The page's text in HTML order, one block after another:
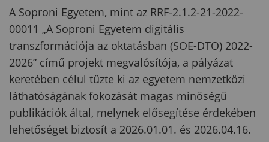
A Soproni Egyetem, mint az RRF-2.1.2-21-2022-
00011 „A Soproni Egyetem digitális
transzformációja az oktatásban (SOE-DTO) 2022-
2026” című projekt megvalósítója, a pályázat
keretében célul tűzte ki az egyetem nemzetközi
láthatóságának fokozását magas minőségű
publikációk által, melynek elősegítése érdekében
lehetőséget biztosít a 2026.01.01. és 2026.04.16.